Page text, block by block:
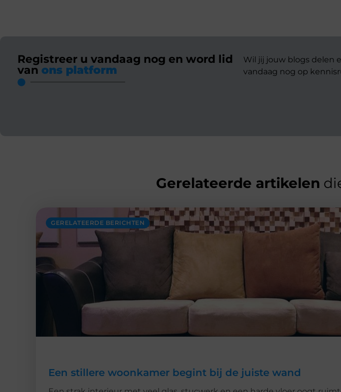
Registreer u vandaag nog en word lid
van ons platform
Wil jij jouw blogs delen
vandaag nog op
Gerelateerde artikelen
GERELATEERDE BERICHTEN
Een stillere woonkamer begint bij de juiste wand